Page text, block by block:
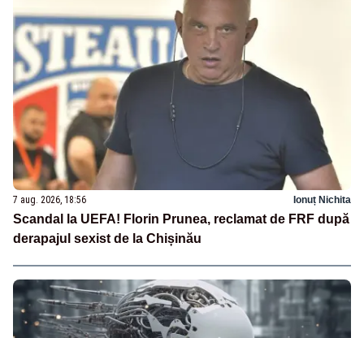
7 aug. 2026, 18:56 Ionuț Nichita
Scandal la UEFA! Florin Prunea, reclamat de FRF după
derapajul sexist de la Chișinău